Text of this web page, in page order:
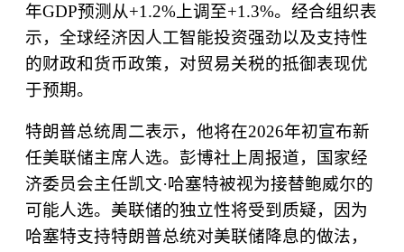
年GDP预测从+1.2% 上调至+1.3%。经合组织表
示，全球经济因人工智能投资强劲以及支持性
的财政和货币政策，对贸易关税的抵御表现优
于预期。
特朗普总统周二表示，他将在2026年初宣布新
任美联储主席人选。彭博社上周报道，国家经
济委员会主任凯文·哈塞特被视为接替鲍威尔的
可能人选。美联储的独立性将受到质疑，因为
哈塞特支持特朗普总统对美联储降息的做法，